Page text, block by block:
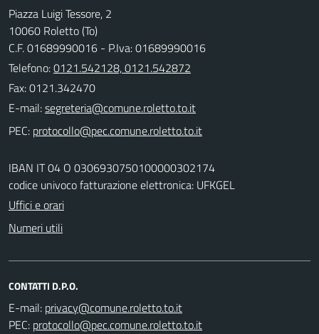
Piazza Luigi Tessore, 2
10060 Roletto (To)
C.F. 01689990016 - P.Iva: 01689990016
Telefono:0121.542128, 0121.542872
Fax: 0121.342470
E-mail:
PEC:
IBAN IT 04 O 0306930750100000302174
codice univoco fatturazione elettronica: UFKGEL
Uffici e orari
Numeri utili
CONTATTI D.P.O.
E-mail:
PEC: